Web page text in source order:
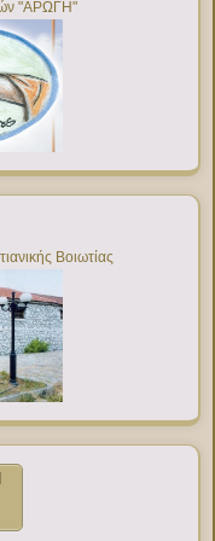
"ΑΡΩΓΗ"
Βοιωτίας